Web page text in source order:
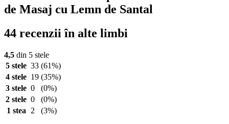
de Masaj cu Lemn de Santal
44 recenzii în alte limbi
4,5 din 5 stele
5 stele 33 (61%)
4 stele 19 (35%)
3 stele 0
(0%)
2 stele 0
(0%)
1 stea
2 (3%)